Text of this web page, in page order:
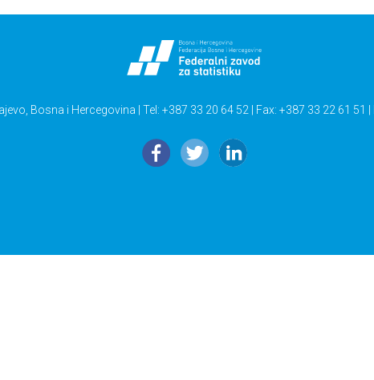
Bosna i Hercegovina | Tel: +387 33 20 64 52 | Fax: +387 33 22 61 51 |